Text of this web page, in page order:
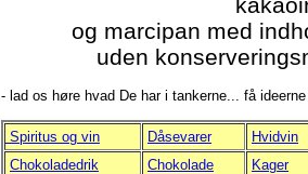
og marcipan med
uden
- lad os høre hvad De har i tankerne... få
Spiritus og vin Dåsevarer
Hvidvin
Chokoladedrik
Chokolade
Kager